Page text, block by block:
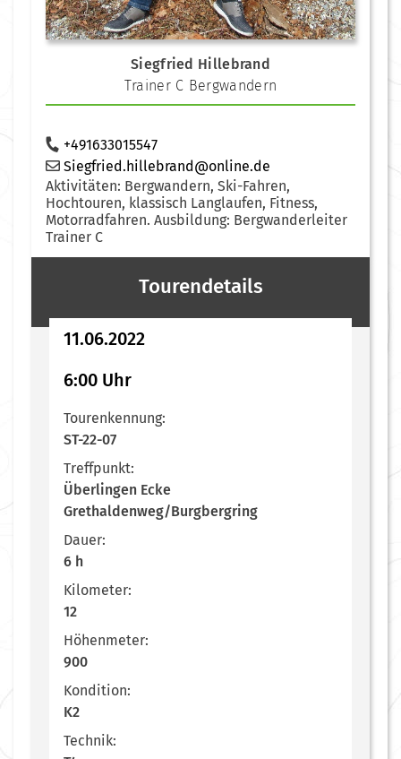
Siegfried Hillebrand
Trainer C Bergwandern
+491633015547
Siegfried.hillebrand@online.de
Aktivitäten: Bergwandern, Ski-Fahren,
Hochtouren, klassisch Langlaufen, Fitness,
Motorradfahren. Ausbildung: Bergwanderleiter
Trainer C
Tourendetails
11.06.2022
6:00 Uhr
Tourenkennung:
ST-22-07
Treffpunkt:
Überlingen Ecke
Grethaldenweg/Burgbergring
Dauer:
6 h
Kilometer:
12
Höhenmeter:
900
Kondition:
K2
Technik: